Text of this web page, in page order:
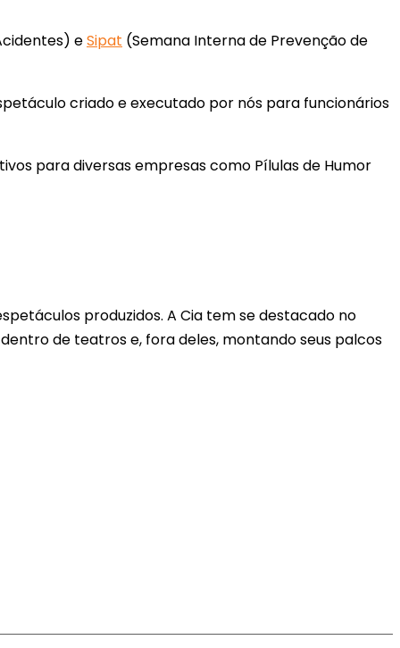
eSipat (Semana Interna de Prevenção de
criado e executado por nós para funcionários
para diversas empresas como Pílulas de Humor
produzidos. A Cia tem se destacado no
de teatros e, fora deles, montando seus palcos